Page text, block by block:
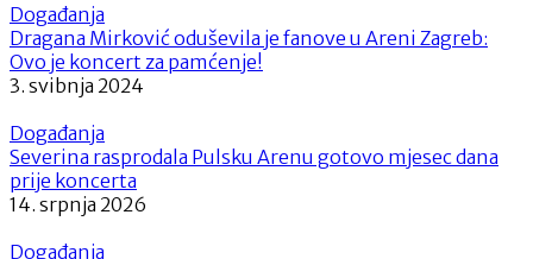
Događanja
Dragana Mirković oduševila je fanove u Areni Zagreb:
Ovo je koncert za pamćenje!
3. svibnja 2024
Događanja
Severina rasprodala Pulsku Arenu gotovo mjesec dana
prije koncerta
14. srpnja 2026
Događanja